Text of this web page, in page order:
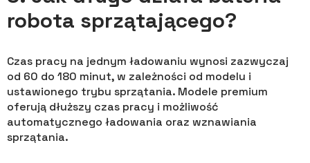
robota sprzątającego?
Czas pracy na jednym ładowaniu wynosi zazwyczaj
od 60 do 180 minut, w zależności od modelu i
ustawionego trybu sprzątania. Modele premium
oferują dłuższy czas pracy i możliwość
automatycznego ładowania oraz wznawiania
sprzątania.